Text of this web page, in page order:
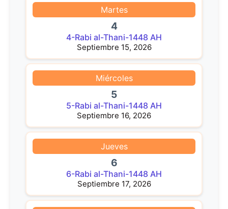
Martes
4
4-Rabi al-Thani-1448 AH
Septiembre 15, 2026
Miércoles
5
5-Rabi al-Thani-1448 AH
Septiembre 16, 2026
Jueves
6
6-Rabi al-Thani-1448 AH
Septiembre 17, 2026